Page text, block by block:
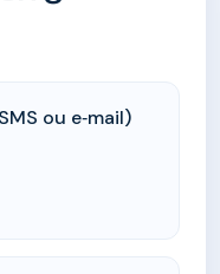
ou e‑mail)